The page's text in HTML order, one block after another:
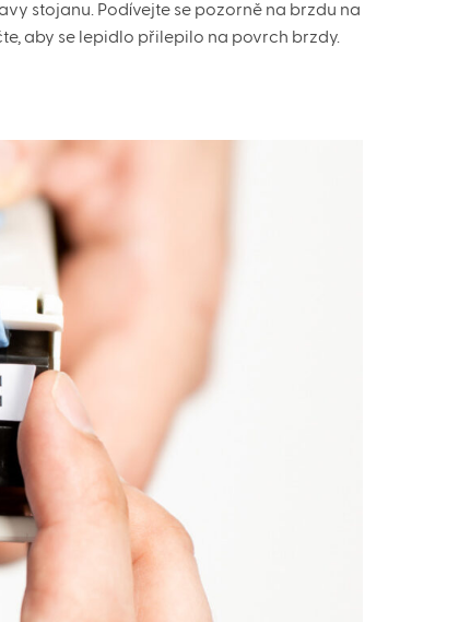
stojanu. Podívejte se pozorně na brzdu na
aby se lepidlo přilepilo na povrch brzdy.